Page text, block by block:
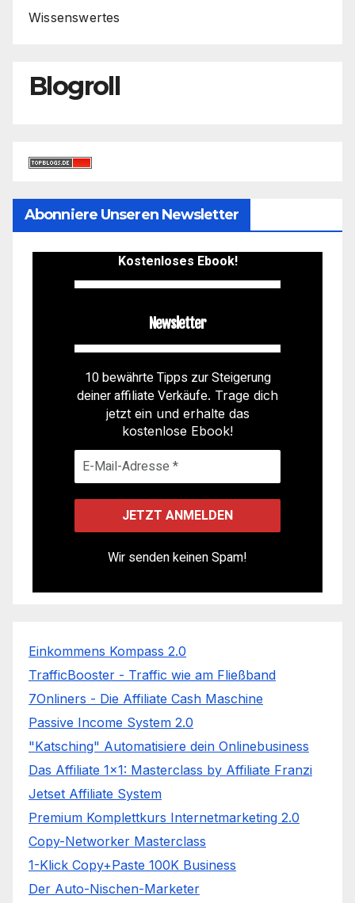
Wissenswertes
Blogroll
Abonniere Unseren Newsletter
Kostenloses Ebook!
Newsletter
10 bewährte Tipps zur Steigerung
deiner affiliate Verkäufe. Trage dich
jetzt ein und erhalte das
kostenlose Ebook!
Wir senden keinen Spam!
Einkommens Kompass 2.0
TrafficBooster - Traffic wie am Fließband
7Onliners - Die Affiliate Cash Maschine
Passive Income System 2.0
"Katsching" Automatisiere dein Onlinebusiness
Das Affiliate 1x1: Masterclass by Affiliate Franzi
Jetset Affiliate System
Premium Komplettkurs Internetmarketing 2.0
Copy-Networker Masterclass
1-Klick Copy+Paste 100K Business
Der Auto-Nischen-Marketer